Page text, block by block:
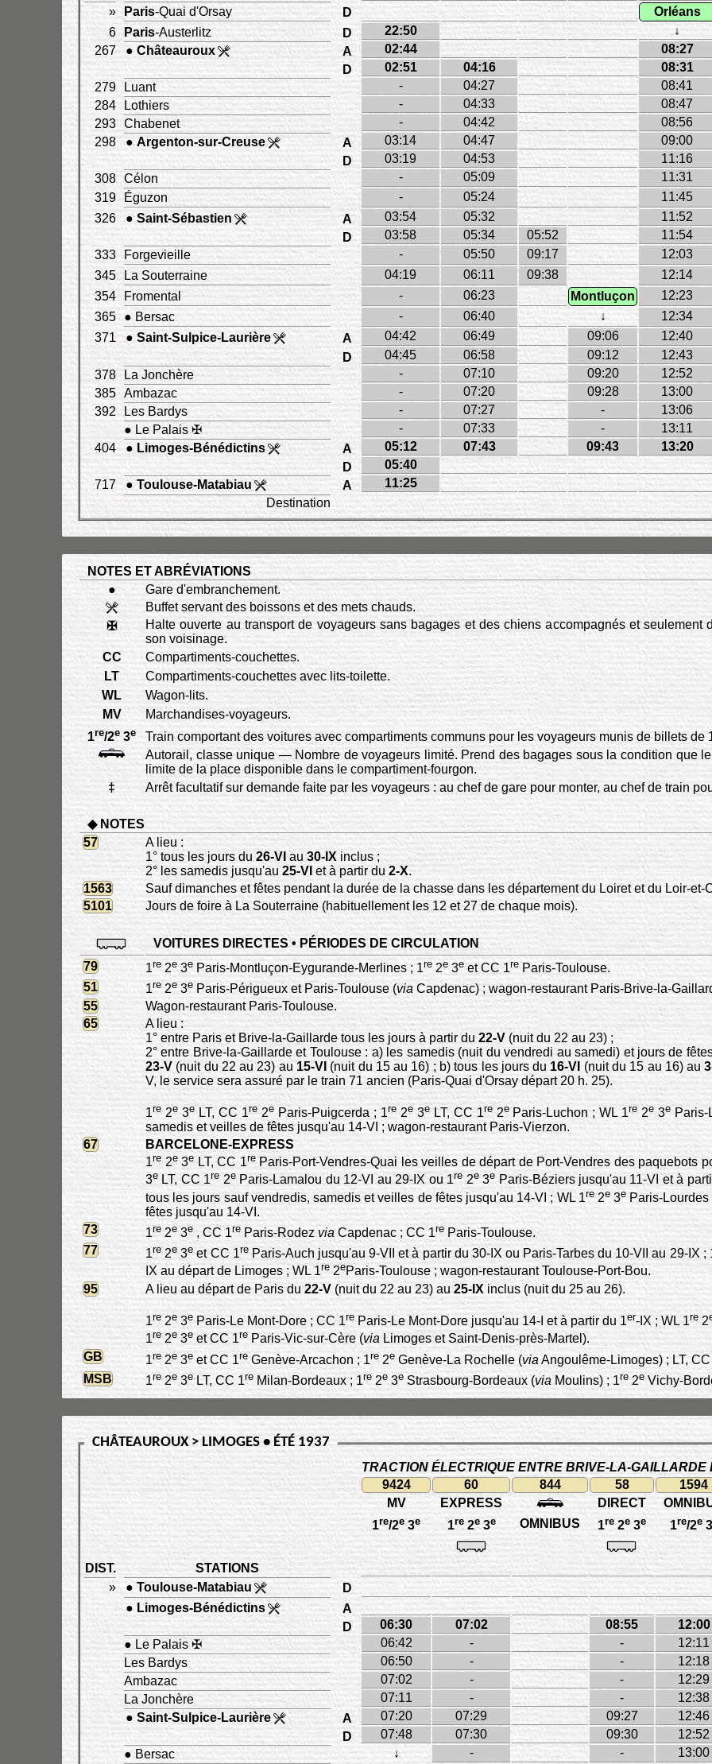
»
Paris-Quai d'Orsay D Orléans
6
Paris-Austerlitz D 22:50 ↓
267
● Châteauroux A 02:44 08:27
D
02:51 04:16 08:31
279
Luant - 04:27 08:41
284
Lothiers - 04:33 08:47
293 Chabenet - 04:42 08:56
298
● Argenton-sur-Creuse A 03:14 04:47 09:00
D
03:19 04:53 11:16
308 Célon - 05:09 11:31
319
Éguzon - 05:24 11:45
326
● Saint-Sébastien A 03:54 05:32 11:52
D
03:58 05:34 05:52 11:54
333
Forgevieille - 05:50 09:17 12:03
345
La Souterraine 04:19 06:11 09:38 12:14
354
Fromental - 06:23 Montluçon 12:23
365
● Bersac - 06:40 ↓ 12:34
371
● Saint-Sulpice-Laurière A 04:42 06:49 09:06 12:40
D
04:45 06:58 09:12 12:43
378
La Jonchère - 07:10 09:20 12:52
385 Ambazac - 07:20 09:28 13:00
392
Les Bardys - 07:27 - 13:06
● Le Palais ✠
- 07:33 - 13:11
404
● Limoges-Bénédictins A 05:12 07:43 09:43 13:20
D
05:40
717
● Toulouse-Matabiau A 11:25
Destination
NOTES ET ABRÉVIATIONS
●
Gare d'embranchement.
Buffet servant des boissons et des mets chauds.
✠
Halte ouverte au transport de voyageurs sans bagages et des chiens accompagnés et
son voisinage.
CC
Compartiments-couchettes.
LT
Compartiments-couchettes avec lits-toilette.
WL
Wagon-lits.
MV
Marchandises-voyageurs.
1re/2e 3e Train comportant des voitures avec compartiments communs pour les voyageurs munis de billets de
Autorail, classe unique — Nombre de voyageurs limité. Prend des bagages sous la condition que
limite de la place disponible dans le compartiment-fourgon.
‡
Arrêt facultatif sur demande faite par les voyageurs : au chef de gare pour monter, au chef de train
◆ NOTES
57
A lieu :
1° tous les jours du 26-VI au30-IX inclus ;
2° les samedis jusqu'au 25-VI et à partir du 2-X.
1563
Sauf dimanches et fêtes pendant la durée de la chasse dans les département du Loiret et du Loir-
5101
Jours de foire à La Souterraine (habituellement les 12 et 27 de chaque mois).
VOITURES DIRECTES • PÉRIODES DE CIRCULATION
79
1re2e3e Paris-Montluçon-Eygurande-Merlines ; 1re 2e 3e et CC 1re Paris-Toulouse.
51
1re 2e 3e Paris-Périgueux et Paris-Toulouse (via Capdenac) ; wagon-restaurant Paris-Brive-la-
55
Wagon-restaurant Paris-Toulouse.
65
A lieu :
1° entre Paris et Brive-la-Gaillarde tous les jours à partir du22-V (nuit du 22 au 23) ;
2° entre Brive-la-Gaillarde et Toulouse : a) les samedis (nuit du vendredi au samedi) et jours de
23-V (nuit du 22 au 23) au 15-VI (nuit du 15 au 16) ; b) tous les jours du 16-VI (nuit du 15 au 16) au
V, le service sera assuré par le train 71 ancien (Paris-Quai d'Orsay départ 20 h. 25).
1re 2e3eLT, CC 1re2eParis-Puigcerda ; 1re2e3eLT, CC 1re2eParis-Luchon ; WL 1re 2e 3e
samedis et veilles de fêtes jusqu'au 14-VI ; wagon-restaurant Paris-Vierzon.
67
BARCELONE-EXPRESS
1re 2e3eLT, CC 1reParis-Port-Vendres-Quai les veilles de départ de Port-Vendres des paquebots
3e LT, CC 1re 2eParis-Lamalou du 12-VI au 29-IX ou 1re 2e3eParis-Béziers jusqu'au 11-VI et à
tous les jours sauf vendredis, samedis et veilles de fêtes jusqu'au 14-VI ; WL 1re2e3eParis-Lourdes
fêtes jusqu'au 14-VI.
73
1re 2e 3e , CC 1re Paris-RodezviaCapdenac ; CC 1re Paris-Toulouse.
77
1re2e 3eet CC 1reParis-Auch jusqu'au 9-VII et à partir du 30-IX ou Paris-Tarbes du 10-VII au 29-IX ;
IX au départ de Limoges ; WL 1re 2eParis-Toulouse ; wagon-restaurant Toulouse-Port-Bou.
95
A lieu au départ de Paris du 22-V (nuit du 22 au 23) au25-IX inclus (nuit du 25 au 26).
1re 2e 3eParis-Le Mont-Dore ; CC 1re Paris-Le Mont-Dore jusqu'au 14-I et à partir du 1er-IX ; WL 1re 2
1re2e 3e et CC 1re Paris-Vic-sur-Cère (via Limoges et Saint-Denis-près-Martel).
GB
1re2e 3e et CC 1reGenève-Arcachon ; 1re2e Genève-La Rochelle (viaAngoulême-Limoges) ; LT,
MSB
1re 2e 3eLT, CC 1re Milan-Bordeaux ; 1re 2e 3e Strasbourg-Bordeaux (via Moulins) ; 1re 2e Vichy-
CHÂTEAUROUX > LIMOGES • ÉTÉ 1937
TRACTION ÉLECTRIQUE ENTRE BRIVE-LA-GAILLARDE
9424
60 844 58 1594
MV
EXPRESS DIRECT
1re/2e3e 1re2e3e OMNIBUS 1re 2e 3e 1re/2e3
DIST. STATIONS
»
● Toulouse-Matabiau D
● Limoges-Bénédictins A
D
06:30 07:02 08:55 12:00
● Le Palais ✠
06:42 - - 12:11
Les Bardys
06:50 - - 12:18
Ambazac
07:02 - - 12:29
La Jonchère
07:11 - - 12:38
● Saint-Sulpice-Laurière A 07:20 07:29 09:27 12:46
D
07:48 07:30 09:30 12:52
● Bersac
↓ - - 13:00